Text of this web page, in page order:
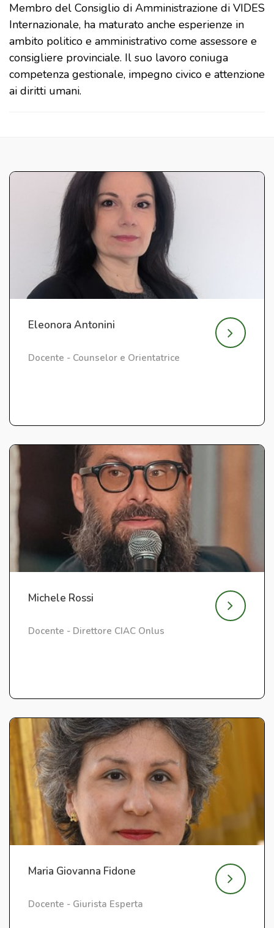
Membro del Consiglio di Amministrazione di VIDES
Internazionale, ha maturato anche esperienze in
ambito politico e amministrativo come assessore e
consigliere provinciale. Il suo lavoro coniuga
competenza gestionale, impegno civico e attenzione
ai diritti umani.
Eleonora Antonini
Docente - Counselor e Orientatrice
Michele Rossi
Docente - Direttore CIAC Onlus
Maria Giovanna Fidone
Docente - Giurista Esperta